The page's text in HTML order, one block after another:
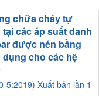
5:2019) Xuất bản lần 1
chữa cháy tự
các áp suất danh
được nén bằng
cho các hệ